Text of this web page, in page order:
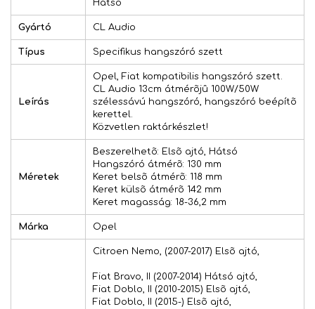
Hátsó
Gyártó CL Audio
Típus Specifikus hangszóró szett
Leírás
Opel, Fiat kompatibilis hangszóró szett.
CL Audio 13cm átmérõjû 100W/50W
szélessávú hangszóró, hangszóró beépítõ
kerettel.
Közvetlen raktárkészlet!
Méretek
Beszerelhetõ: Elsõ ajtó, Hátsó
Hangszóró átmérõ: 130 mm
Keret belsõ átmérõ: 118 mm
Keret külsõ átmérõ 142 mm
Keret magasság: 18-36,2 mm
Márka Opel
Citroen Nemo, (2007-2017) Elsõ ajtó,
Fiat Bravo, II (2007-2014) Hátsó ajtó,
Fiat Doblo, II (2010-2015) Elsõ ajtó,
Fiat Doblo, II (2015-) Elsõ ajtó,